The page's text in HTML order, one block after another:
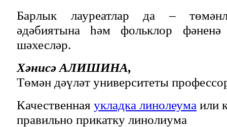
Барлык лауреатлар да –
әдәбиятына һәм фольклор
шәхесләр.
Хәнисә АЛИШИНА,
Төмән дәүләт университеты
Качественная укладка линолеума или
правильно прикатку линолиума